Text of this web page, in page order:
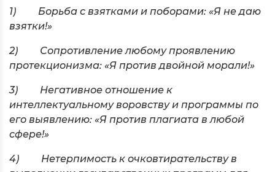
1) Борьба с взятками и поборами: «Я не даю
взятки!»
2) Сопротивление любому проявлению
протекционизма: «Я против двойной морали!»
3) Негативное отношение к
интеллектуальному воровству и программы по
его выявлению: «Я против плагиата в любой
сфере!»
4) Нетерпимость к очковтирательству в